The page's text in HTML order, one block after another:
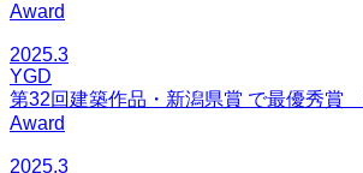
Award
2025.3
YGD
第32回建築作品・新潟県賞 で最優秀賞
Award
2025.3